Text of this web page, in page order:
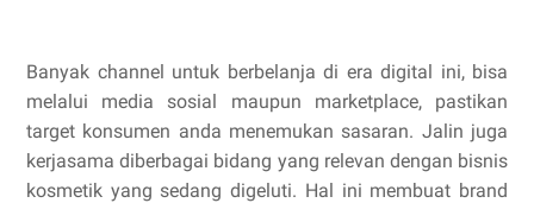
Banyak channel untuk berbelanja di era digital ini, bisa
melalui media sosial maupun marketplace, pastikan
target konsumen anda menemukan sasaran. Jalin juga
kerjasama diberbagai bidang yang relevan dengan bisnis
kosmetik yang sedang digeluti. Hal ini membuat brand